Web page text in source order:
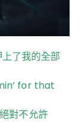
了我的全部
for that
對不允許